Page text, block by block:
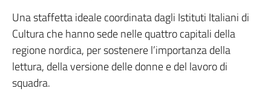
Una staffetta ideale coordinata dagli Istituti Italiani di
Cultura che hanno sede nelle quattro capitali della
regione nordica, per sostenere l’importanza della
lettura, della versione delle donne e del lavoro di
squadra.